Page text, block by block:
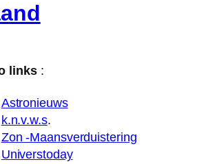
links :
Astronieuws
k.n.v.w.s.
Zon -Maansverduistering
Universtoday